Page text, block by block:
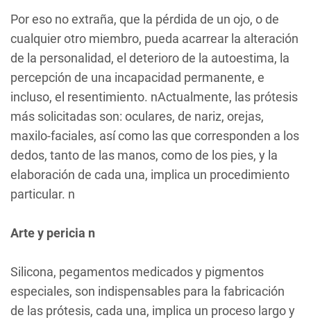
Por eso no extraña, que la pérdida de un ojo, o de
cualquier otro miembro, pueda acarrear la alteración
de la personalidad, el deterioro de la autoestima, la
percepción de una incapacidad permanente, e
incluso, el resentimiento. nActualmente, las prótesis
más solicitadas son: oculares, de nariz, orejas,
maxilo-faciales, así como las que corresponden a los
dedos, tanto de las manos, como de los pies, y la
elaboración de cada una, implica un procedimiento
particular. n
Arte y pericia n
Silicona, pegamentos medicados y pigmentos
especiales, son indispensables para la fabricación
de las prótesis, cada una, implica un proceso largo y